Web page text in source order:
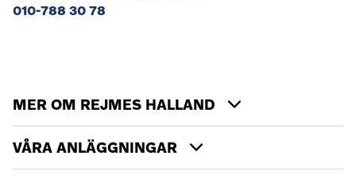
010-788 30 78
MER OM REJMES HALLAND
VÅRA ANLÄGGNINGAR